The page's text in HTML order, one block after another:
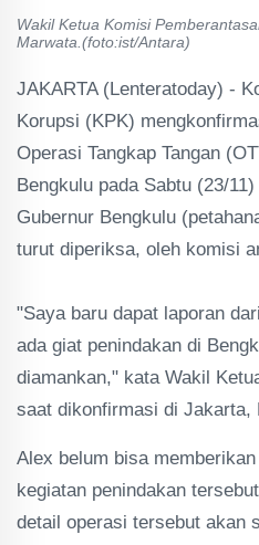
Wakil Ketua Komisi
Marwata.(foto:ist/Antara)
JAKARTA (Lenteratoday) -
Korupsi (KPK)
Operasi Tangkap Tangan
Bengkulu pada Sabtu (23/
Gubernur Bengkulu
turut diperiksa, oleh komisi
"Saya baru dapat laporan
ada giat penindakan di
diamankan," kata Wakil
saat dikonfirmasi di Jakarta,
Alex belum bisa
kegiatan penindakan
detail operasi tersebut akan